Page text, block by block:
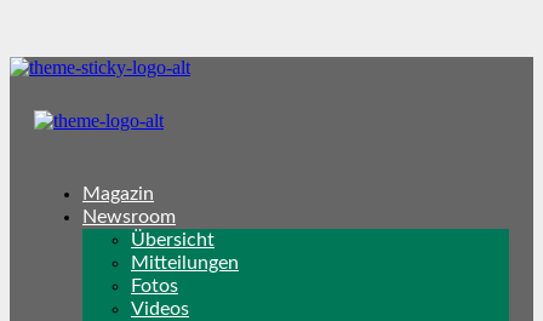
Magazin
Newsroom
Übersicht
Mitteilungen
Fotos
Videos